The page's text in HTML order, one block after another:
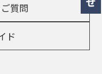
質問
ド